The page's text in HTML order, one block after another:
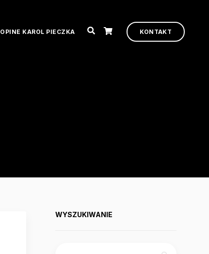
OPINE KAROL PIECZKA KONTAKT
WYSZUKIWANIE